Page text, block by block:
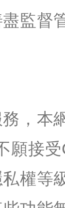
監督
，本
願接
權等